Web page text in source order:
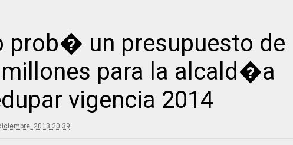
prob� un presupuesto de
para la alcald�a
vigencia 2014
2013 20:39